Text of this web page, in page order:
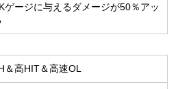
ゲージに与えるダメージが50％アッ
＆高HIT＆高速OL